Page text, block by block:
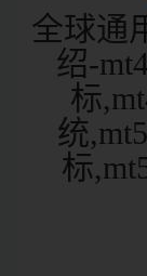
全球通
绍-
标
统
标